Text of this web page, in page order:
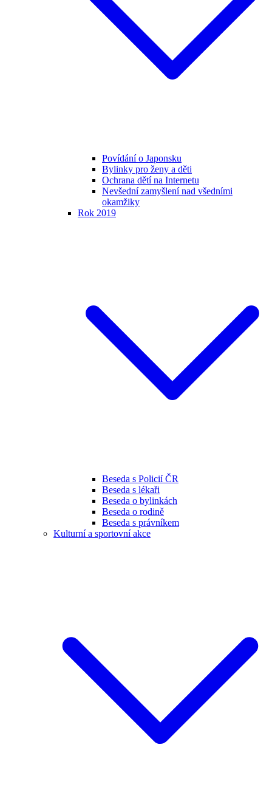
Povídání o Japonsku
Bylinky pro ženy a děti
Ochrana dětí na Internetu
Nevšední zamyšlení nad všedními
okamžiky
Rok 2019
Beseda s Policií ČR
Beseda s lékaři
Beseda o bylinkách
Beseda o rodině
Beseda s právníkem
Kulturní a sportovní akce